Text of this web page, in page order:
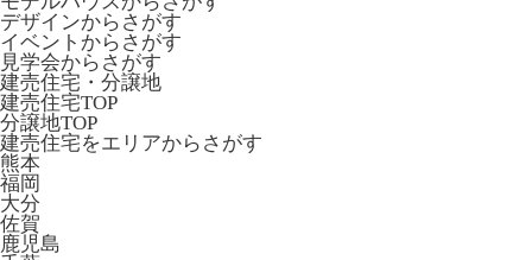
デザインからさがす
イベントからさがす
見学会からさがす
建売住宅・分譲地
建売住宅TOP
分譲地TOP
建売住宅をエリアからさがす
熊本
福岡
大分
佐賀
鹿児島